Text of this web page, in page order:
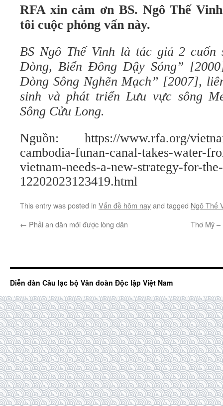
RFA xin cảm ơn BS. Ngô Thế
tôi cuộc phỏng vấn này.
BS Ngô Thế Vinh là tác giả 2 cuốn
Dòng, Biển Đông Dậy Sóng”
Dòng Sông Nghẽn Mạch” [2007],
sinh và phát triển Lưu vực sông
Sông Cửu Long.
Nguồn: https://www.rfa.org/
cambodia-funan-canal-takes-water-
vietnam-needs-a-new-strategy-for-
12202023123419.html
This entry was posted in Vấn đề hôm nayand tagged Ngô Thế
← Phải an dân mới được lòng dân Thơ Mỹ –
Diễn đàn Câu lạc bộ Văn đoàn Độc lập Việt Nam